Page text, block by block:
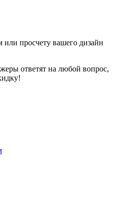
или просчету вашего дизайн
ответят на любой вопрос,